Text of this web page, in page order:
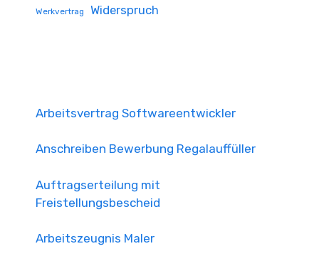
Werkvertrag Widerspruch
Arbeitsvertrag Softwareentwickler
Anschreiben Bewerbung Regalauffüller
Auftragserteilung mit
Freistellungsbescheid
Arbeitszeugnis Maler